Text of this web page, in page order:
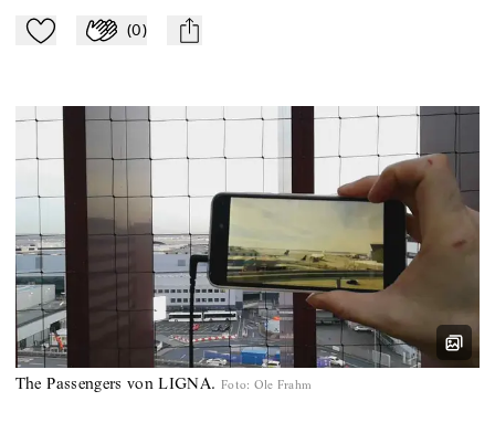
Zu Mein-TdZ hinzufügen
Applaudieren
(0) mail
The Passengers von LIGNA. Foto: Ole Frahm